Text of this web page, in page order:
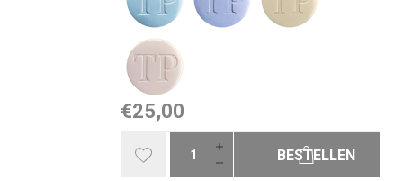
€25,00
BESTELLEN